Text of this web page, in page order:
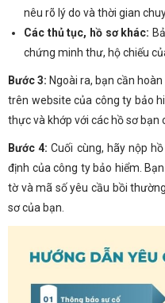
nêu rõ lý do và thời gian
Các thủ tục, hồ sơ khác:
chứng minh thư, hộ chiếu
Bước 3: Ngoài ra, bạn cần
trên website của công ty bảo
thực và khớp với các hồ sơ bạn
Bước 4:Cuối cùng, hãy nộp
định của công ty bảo hiểm.
tờ và mã số yêu cầu bồi
sơ của bạn.